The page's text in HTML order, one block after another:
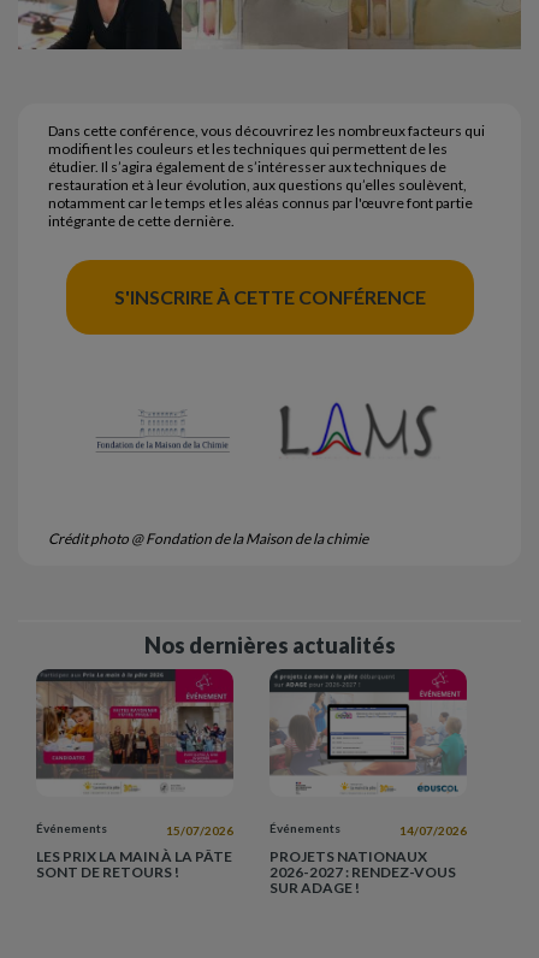
Dans cette conférence, vous découvrirez les nombreux facteurs qui
modifient les couleurs et les techniques qui permettent de les
étudier. Il s’agira également de s’intéresser aux techniques de
restauration et à leur évolution, aux questions qu’elles soulèvent,
notamment car le temps et les aléas connus par l'œuvre font partie
intégrante de cette dernière.
S'INSCRIRE À CETTE CONFÉRENCE
Crédit photo @ Fondation de la Maison de la chimie
Nos dernières actualités
Événements 15/07/2026
LES PRIX LA MAIN À LA PÂTE
SONT DE RETOURS !
Événements 14/07/2026
PROJETS NATIONAUX
2026-2027 : RENDEZ-VOUS
SUR ADAGE !